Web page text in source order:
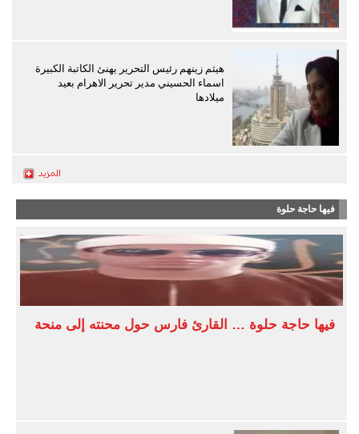
هيثم زينهم رئيس التحرير يهنئ الكاتبة الكبيرة
اسماء الحسيني مدير تحرير الاهرام بعيد
ميلادها
فيها حاجة حلوة
فيها حاجة حلوة … القارئ فارس حول محنته إلى منحة